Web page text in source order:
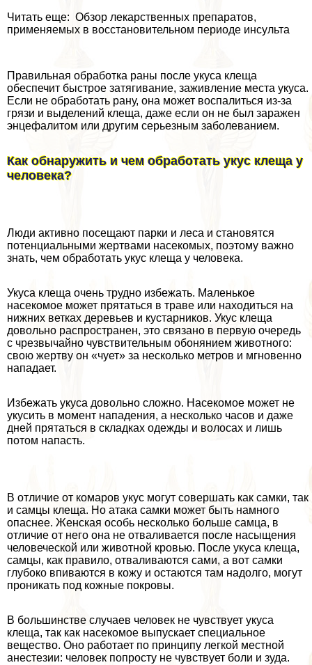
Читать еще: Обзор лекарственных препаратов,
применяемых в восстановительном периоде инсульта
Правильная обработка раны после укуса клеща
обеспечит быстрое затягивание, заживление места укуса.
Если не обработать рану, она может воспалиться из-за
грязи и выделений клеща, даже если он не был заражен
энцефалитом или другим серьезным заболеванием.
Как обнаружить и чем обработать укус клеща у
человека?
Люди активно посещают парки и леса и становятся
потенциальными жертвами насекомых, поэтому важно
знать, чем обработать укус клеща у человека.
Укуса клеща очень трудно избежать. Маленькое
насекомое может прятаться в траве или находиться на
нижних ветках деревьев и кустарников. Укус клеща
довольно распространен, это связано в первую очередь
с чрезвычайно чувствительным обонянием животного:
свою жертву он «чует» за несколько метров и мгновенно
нападает.
Избежать укуса довольно сложно. Насекомое может не
укусить в момент нападения, а несколько часов и даже
дней прятаться в складках одежды и волосах и лишь
потом напасть.
В отличие от комаров укус могут совершать как самки, так
и самцы клеща. Но атака самки может быть намного
опаснее. Женская особь несколько больше самца, в
отличие от него она не отваливается после насыщения
человеческой или животной кровью. После укуса клеща,
самцы, как правило, отваливаются сами, а вот самки
глубоко впиваются в кожу и остаются там надолго, могут
проникать под кожные покровы.
В большинстве случаев человек не чувствует укуса
клеща, так как насекомое выпускает специальное
вещество. Оно работает по принципу легкой местной
анестезии: человек попросту не чувствует боли и зуда.